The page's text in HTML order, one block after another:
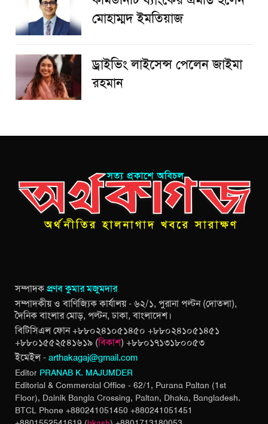
মোহাম্মদ ইমতিয়াজ
ড্রাইভিং লাইসেন্স পেলেন জাইমা
রহমান
সম্পাদকপ্রণব কুমার মজুমদার
সম্পাদকীয় ও বাণিজ্যিক কার্যালয় - ৬২/১, পুরানা পল্টন (দোতলা),
দৈনিক বাংলার মোড়, পল্টন, ঢাকা, বাংলাদেশ।
বিটিসিএল ফোন +৮৮০২৪১০৫১৪৫০ +৮৮০২৪১০৫১৪৫১
+৮৮০১৫৫২৫৪১৬১৯ (বিকাশ) +৮৮০১৭১৩১৮০০৫৩
ইমেইল - arthakagaj@gmail.com
Editor PRANAB K. MAJUMDER
Editorial & Commercial Office - 62/1, Purana Paltan (1st
Floor), Dainik Bangla Crossing, Paltan, Dhaka, Bangladesh.
BTCL Phone +880241051450 +880241051451